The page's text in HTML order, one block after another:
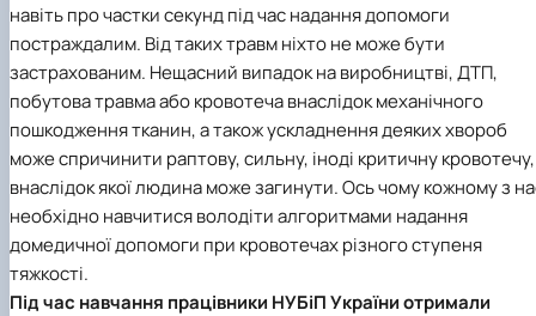
навіть про частки секунд під час надання допомоги
постраждалим. Від таких травм ніхто не може бути
застрахованим. Нещасний випадок на виробництві, ДТП,
побутова травма або кровотеча внаслідок механічного
пошкодження тканин, а також ускладнення деяких хвороб
може спричинити раптову, сильну, іноді критичну кровотечу,
внаслідок якої людина може загинути. Ось чому кожному з
необхідно навчитися володіти алгоритмами надання
домедичної допомоги при кровотечах різного ступеня
тяжкості.
Під час навчання працівники НУБіП Україниотримали